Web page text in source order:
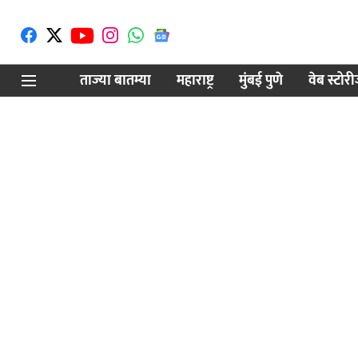
ताज्या बातम्या महाराष्ट्र मुंबई पुणे वेब